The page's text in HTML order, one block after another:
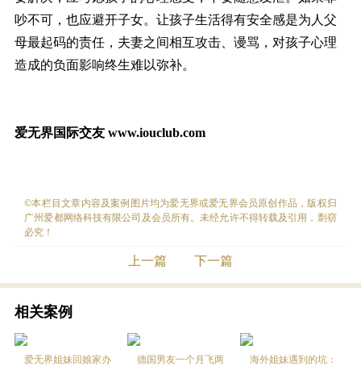
吵不可，也应避开子女。让孩子生活得有安全感是为人父
母最起码的责任，夫妻之间相互攻击、谩骂，对孩子心理
造成的负面影响终生难以弥补。
爱无界国际交友www.iouclub.com
©本栏目文章内容及案例图片均为爱无界或爱无界会员原创作品，版权归
广州爱都网络科技有限公司及会员所有。未经允许不得转载及引用，剽窃
必究！
上一篇 下一篇
相关案例
爱无界姐妹回娘家办
德国男友一个月飞两
海外姐妹遇到的坑：